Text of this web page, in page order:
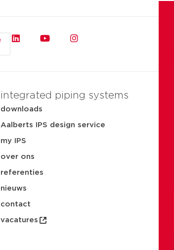
integrated piping systems
downloads
Aalberts IPS design service
my IPS
over ons
referenties
nieuws
contact
vacatures